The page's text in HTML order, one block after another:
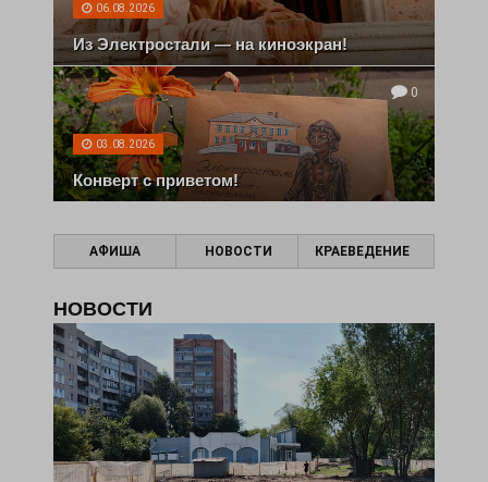
06.08.2026
Из Электростали — на киноэкран!
0
03.08.2026
Конверт с приветом!
АФИША НОВОСТИ КРАЕВЕДЕНИЕ
НОВОСТИ